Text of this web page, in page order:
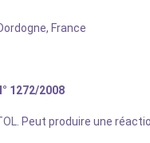
France
1272/2008
. Peut produire une